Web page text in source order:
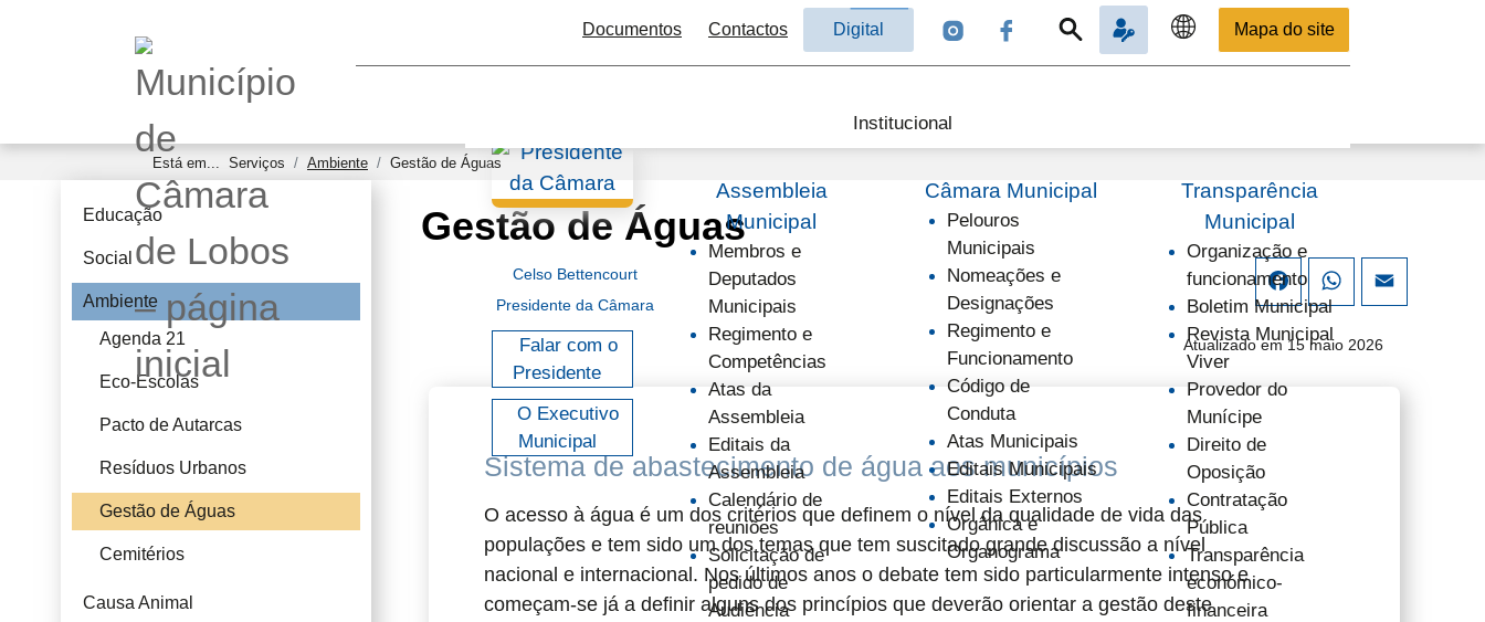
Documentos Contactos Digital Mapa do site
Institucional
Celso Bettencourt
Presidente da Câmara
Falar com o
Presidente
O Executivo
Municipal
Assembleia
Municipal
Membros e
Deputados
Municipais
Regimento e
Competências
Atas da
Assembleia
Editais da
Assembleia
Calendário de
reuniões
Solicitação de
pedido de
Audiência
Câmara Municipal
Pelouros
Municipais
Nomeações e
Designações
Regimento e
Funcionamento
Código de
Conduta
Atas Municipais
Editais Municipais
Editais Externos
Orgânica e
Organograma
Transparência
Municipal
Organização e
funcionamento
Boletim Municipal
Revista Municipal
Viver
Provedor do
Munícipe
Direito de
Oposição
Contratação
Pública
Transparência
económico-
financeira
Está em... Serviços Ambiente Gestão de Águas
Educação
Social
Ambiente
Agenda 21
Eco-Escolas
Pacto de Autarcas
Resíduos Urbanos
Gestão de Águas
Cemitérios
Causa Animal
FacebookWhatsApp
Gestão de Águas
Atualizado em 15 maio 2026
Sistema de abastecimento de água aos municípios
O acesso à água é um dos critérios que definem o nível da qualidade de vida das
populações e tem sido um dos temas que tem suscitado grande discussão a nível
nacional e internacional. Nos últimos anos o debate tem sido particularmente intenso e
começam-se já a definir alguns dos princípios que deverão orientar a gestão deste